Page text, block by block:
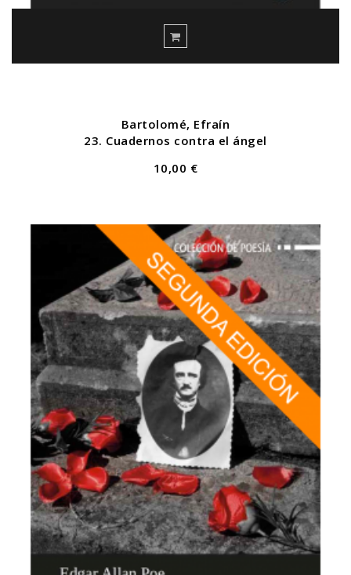
Bartolomé, Efraín
23. Cuadernos contra el ángel
10,00 €